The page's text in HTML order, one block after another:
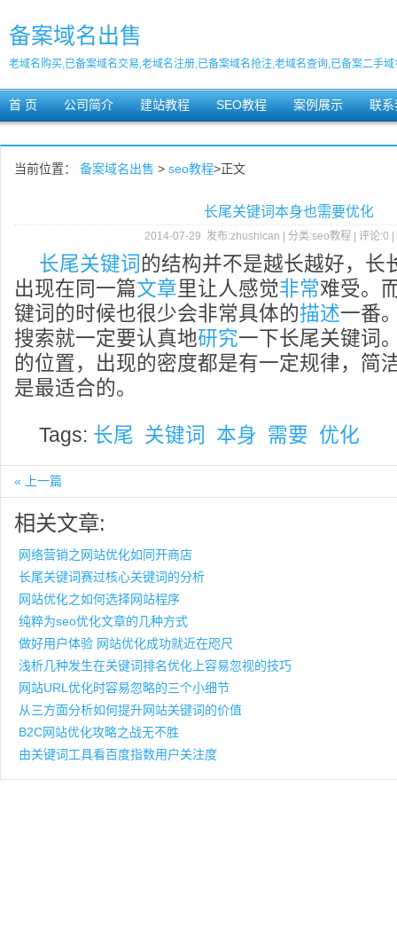
备案域名出售
老域名购买,已备案域名交易,老域名注册,已备案域名抢注,老域名查询,已备案二手
首 页 公司简介 建站教程 SEO教程 案例展示 联系
当前位置： 备案域名出售 > seo教程>正文
长尾关键词本身也需要优化
2014-07-29 发布:zhushican | 分类:seo教程 | 评论:0 |
长尾关键词 的结构并不是越长越好，长
出现在同一篇文章里让人感觉非常难受。
键词的时候也很少会非常具体的描述一番
搜索就一定要认真地研究一下长尾关键词
的位置，出现的密度都是有一定规律，简
是最适合的。
Tags: 长尾 关键词 本身 需要 优化
« 上一篇
相关文章:
网络营销之网站优化如同开商店
长尾关键词赛过核心关键词的分析
网站优化之如何选择网站程序
纯粹为seo优化文章的几种方式
做好用户体验 网站优化成功就近在咫尺
浅析几种发生在关键词排名优化上容易忽视的技巧
网站URL优化时容易忽略的三个小细节
从三方面分析如何提升网站关键词的价值
B2C网站优化攻略之战无不胜
由关键词工具看百度指数用户关注度